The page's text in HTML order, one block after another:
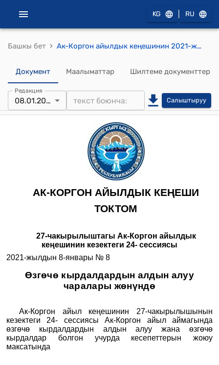
KG RU
Башкы бет › Ак-Коргон айылдык кеңешинин 2021-жылдын 8-январындагы № 8 "Өзгөчө кырдалдардын алдын алуу чаралары жөнүндө" токтому
Документ Маалыматтар Шилтеме документтер
Редакция
08.01.2021 Салыштыруу